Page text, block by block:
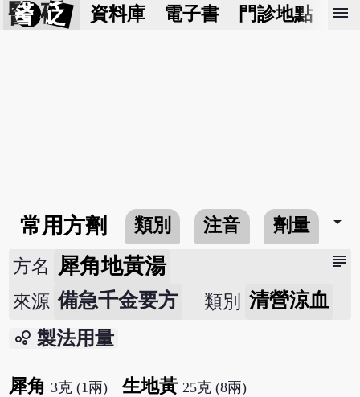
醫 砭 資料庫 電子書 門診地點 預
menu
常用方劑 類別 注音 劑量 arrow_drop_down
subject
方名 犀角地黃湯
來源 備急千金要方 類別 清營涼血
bubble_chart 製法用量
犀角 3克 (1兩) 生地黃 25克 (8兩)